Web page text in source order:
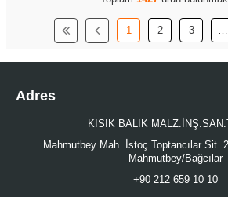
1 2 3 …
Adres
KISIK BALIK
Mahmutbey Mah. İstoç Toptancılar Sit.
Mahmutbey/Bağcılar
+90 212 659 10 10